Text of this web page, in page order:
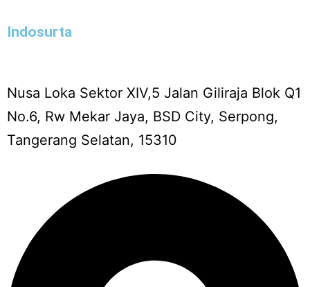
Indosurta
Nusa Loka Sektor XIV,5 Jalan Giliraja Blok Q1
No.6, Rw Mekar Jaya, BSD City, Serpong,
Tangerang Selatan, 15310